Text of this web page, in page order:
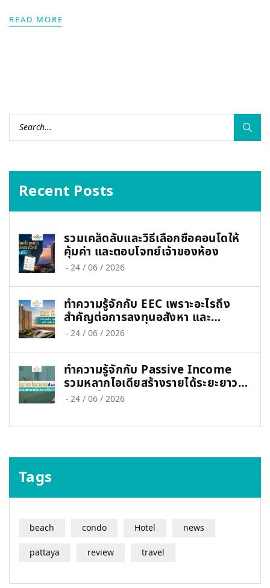
READ MORE
Recent Posts
รวมเคล็ดลับและวิธีเลือกซื้อคอนโดให้
คุ้มค่า และตอบโจทย์เจ้าของห้อง
-24 / 06 / 2026
ทำความรู้จักกับ EEC เพราะอะไรถึง
สำคัญต่อการลงทุนอสังหา และ
เศรษฐกิจไทย
-24 / 06 / 2026
ทำความรู้จักกับ Passive Income
รวมหลากไอเดียสร้างรายได้ระยะยาวที่
ใคร ๆ ก็ทำได้
-24 / 06 / 2026
Tags
beach condo Hotel
news
pattaya
review travel